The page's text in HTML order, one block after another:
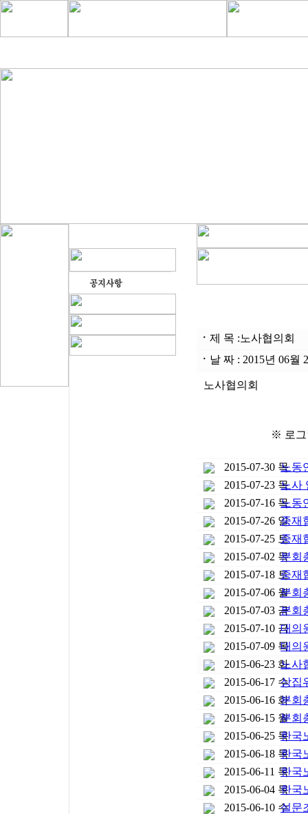
ㆍ 제 목 :노사협의회
ㆍ 날 짜 : 2015년 06월
노사협의회
※ 로그
2015-07-30 목노동
2015-07-23 목노사
2015-07-16 목노동
2015-07-26 일중재
2015-07-25 토중재
2015-07-02 목분회
2015-07-18 토중재
2015-07-06 월분회
2015-07-03 금분회
2015-07-10 금대의
2015-07-09 목대의
2015-06-23 화노사
2015-06-17 수상집
2015-06-16 화분회
2015-06-15 월분회
2015-06-25 목한국
2015-06-18 목한국
2015-06-11 목한국
2015-06-04 목한국
2015-06-10 수설문